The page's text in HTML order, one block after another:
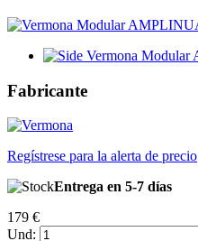
Fabricante
Regístrese para la alerta de precio
Entrega en 5-7 días
179 €
Und: